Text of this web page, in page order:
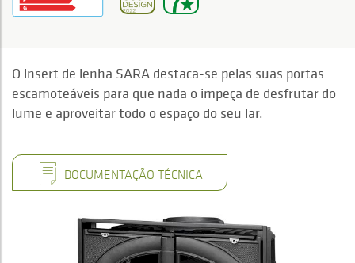
O insert de lenha SARA destaca-se pelas suas portas
escamoteáveis para que nada o impeça de desfrutar do
lume e aproveitar todo o espaço do seu lar.
DOCUMENTAÇÃO TÉCNICA